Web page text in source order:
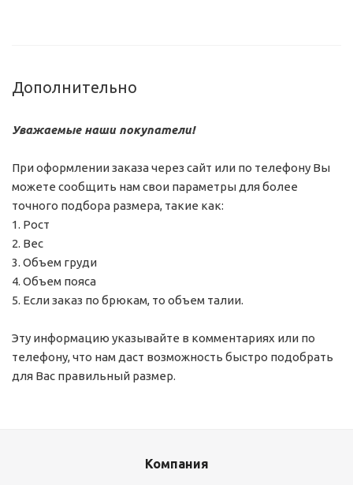
Дополнительно
Уважаемые наши покупатели!
При оформлении заказа через сайт или по телефону Вы
можете сообщить нам свои параметры для более
точного подбора размера, такие как:
1. Рост
2. Вес
3. Объем груди
4. Объем пояса
5. Если заказ по брюкам, то объем талии.
Эту информацию указывайте в комментариях или по
телефону, что нам даст возможность быстро подобрать
для Вас правильный размер.
Компания